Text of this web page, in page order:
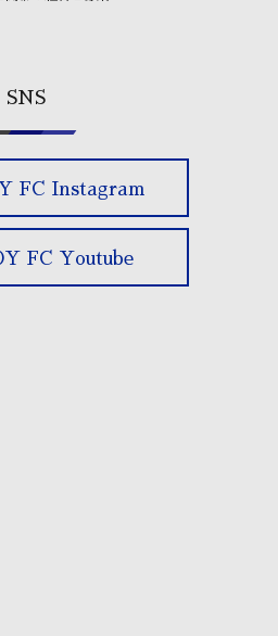
SNS
FC Instagram
FC Youtube